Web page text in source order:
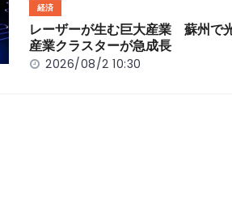
経済
レーザーが生む巨大産業 蘇州で
産業クラスターが急成長
2026/08/2 10:30